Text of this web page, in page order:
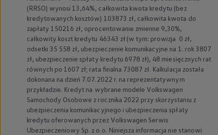
(RRSO) wynosi 13,64%, całkowita kwota kredytu (bez
kredytowanych kosztów) 103873 zł, całkowita kwota do
zapłaty 150216 zł, oprocentowanie zmienne 9,30%,
całkowity koszt kredytu 46343 zł (w tym: prowizja 0 zł,
odsetki 35 558 zł, ubezpieczenie komunikacyjne na 1. rok 3807
zł, ubezpieczenie spłaty kredytu 6978 zł), 48 miesięcznych rat
równych po 1607 zł; rata finalna 73087 zł. Kalkulacja została
dokonana na dzień 7.07.2022 r. na reprezentatywnym
przykładzie. Kredyt na wybrane modele Volkswagen
Samochody Osobowe z rocznika 2022 przy skorzystaniu z
ubezpieczenia komunikacyjnego i ubezpieczenia spłaty
kredytu oferowanych przez Volkswagen Serwis
Ubezpieczeniowy Sp. z o.o. Niniejsza informacja nie stanowi